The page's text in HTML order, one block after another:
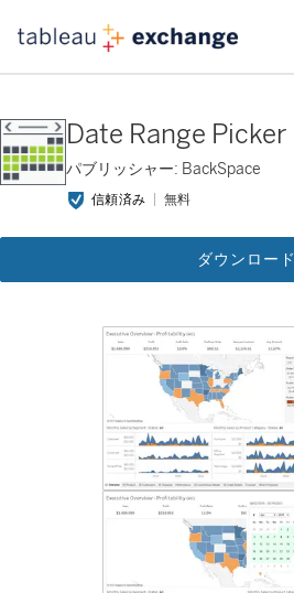
Date Range Picker
パブリッシャー: BackSpace
信頼済み 無料
ダウンロード